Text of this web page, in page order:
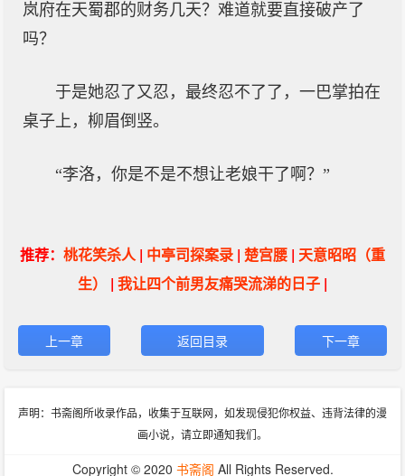
岚府在天蜀郡的财务几天？难道就要直接破产了
吗？
于是她忍了又忍，最终忍不了了，一巴掌拍在
桌子上，柳眉倒竖。
“李洛，你是不是不想让老娘干了啊？”
推荐： 桃花笑杀人| 中亭司探案录 | 楚宫腰 | 天意昭昭（重
生）
| 我让四个前男友痛哭流涕的日子 |
上一章 返回目录 下一章
声明：书斋阁所收录作品，收集于互联网，如发现侵犯你权益、违背法律的漫
画小说，请立即通知我们。
Copyright © 2020 书斋阁 All Rights Reserved.